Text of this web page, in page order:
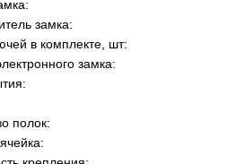
замка:
в комплекте, шт:
замка:
полок: